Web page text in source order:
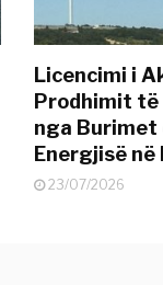
Licencimi i
Prodhimit të
nga
Energjisë në
23/07/2026